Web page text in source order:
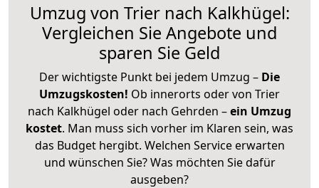
Umzug von Trier nach Kalkhügel:
Vergleichen Sie Angebote und
sparen Sie Geld
Der wichtigste Punkt bei jedem Umzug – Die
Umzugskosten! Ob innerorts oder von Trier
nach Kalkhügel oder nach Gehrden –ein Umzug
kostet. Man muss sich vorher im Klaren sein, was
das Budget hergibt. Welchen Service erwarten
und wünschen Sie? Was möchten Sie dafür
ausgeben?